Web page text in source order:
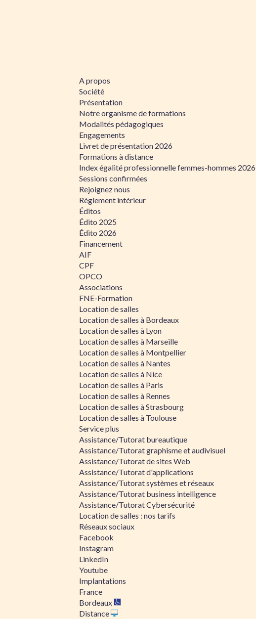
A propos
Société
Présentation
Notre organisme de formations
Modalités pédagogiques
Engagements
Livret de présentation 2026
Formations à distance
Index égalité professionnelle femmes-hommes 2026
Sessions confirmées
Rejoignez nous
Règlement intérieur
Éditos
Édito 2025
Édito 2026
Financement
AIF
CPF
OPCO
Associations
FNE-Formation
Location de salles
Location de salles à Bordeaux
Location de salles à Lyon
Location de salles à Marseille
Location de salles à Montpellier
Location de salles à Nantes
Location de salles à Nice
Location de salles à Paris
Location de salles à Rennes
Location de salles à Strasbourg
Location de salles à Toulouse
Service plus
Assistance/Tutorat bureautique
Assistance/Tutorat graphisme et audivisuel
Assistance/Tutorat de sites Web
Assistance/Tutorat d'applications
Assistance/Tutorat systèmes et réseaux
Assistance/Tutorat business intelligence
Assistance/Tutorat Cybersécurité
Location de salles : nos tarifs
Réseaux sociaux
Facebook
Instagram
LinkedIn
Youtube
Implantations
France
Bordeaux
Distance